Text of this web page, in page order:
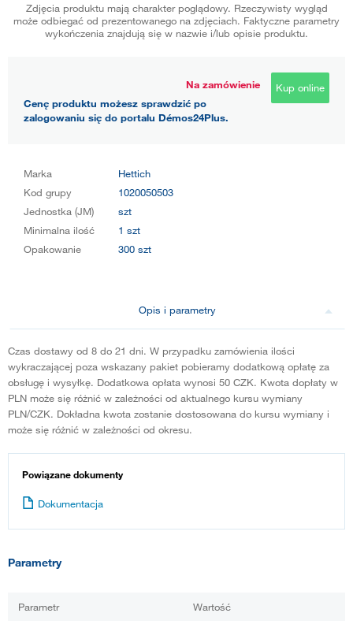
Zdjęcia produktu mają charakter poglądowy. Rzeczywisty wygląd
może odbiegać od prezentowanego na zdjęciach. Faktyczne parametry
wykończenia znajdują się w nazwie i/lub opisie produktu.
Na zamówienie
Cenę produktu możesz sprawdzić po
zalogowaniu się do portalu Démos24Plus.
Kup online
Marka
Hettich
Kod grupy
1020050503
Jednostka (JM)
szt
Minimalna ilość
1 szt
Opakowanie
300 szt
Opis i parametry
Czas dostawy od 8 do 21 dni. W przypadku zamówienia ilości
wykraczającej poza wskazany pakiet pobieramy dodatkową opłatę za
obsługę i wysyłkę. Dodatkowa opłata wynosi 50 CZK. Kwota dopłaty w
PLN może się różnić w zależności od aktualnego kursu wymiany
PLN/CZK. Dokładna kwota zostanie dostosowana do kursu wymiany i
może się różnić w zależności od okresu.
Powiązane dokumenty
Dokumentacja
Parametry
Parametr Wartość